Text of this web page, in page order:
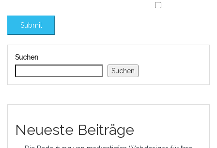
Suchen
Suchen
Neueste Beiträge